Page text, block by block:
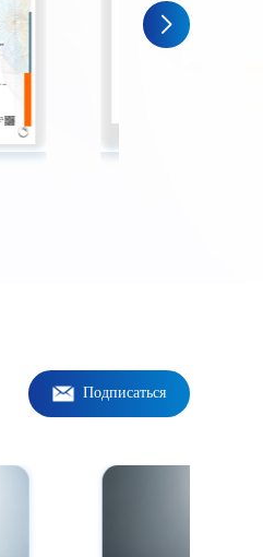
Подписаться